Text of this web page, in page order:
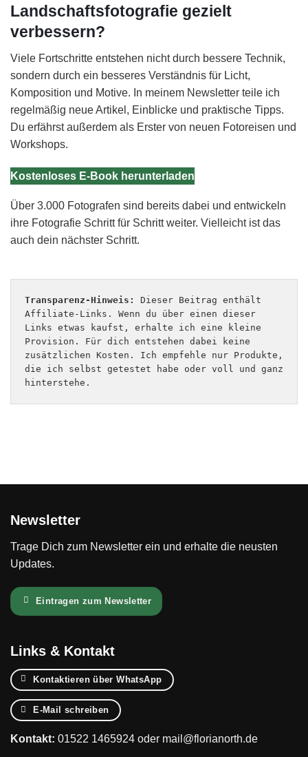
Landschaftsfotografie gezielt
verbessern?
Viele Fortschritte entstehen nicht durch bessere Technik,
sondern durch ein besseres Verständnis für Licht,
Komposition und Motive. In meinem Newsletter teile ich
regelmäßig neue Artikel, Einblicke und praktische Tipps.
Du erfährst außerdem als Erster von neuen Fotoreisen und
Workshops.
Kostenloses E-Book herunterladen
Über 3.000 Fotografen sind bereits dabei und entwickeln
ihre Fotografie Schritt für Schritt weiter. Vielleicht ist das
auch dein nächster Schritt.
Transparenz-Hinweis:
Dieser Beitrag enthält
Affiliate-Links. Wenn du über einen dieser
Links etwas kaufst, erhalte ich eine kleine
Provision. Für dich entstehen dabei keine
zusätzlichen Kosten. Ich empfehle nur Produkte,
die ich selbst getestet habe oder voll und ganz
hinterstehe.
Newsletter
Trage Dich zum Newsletter ein und erhalte die neusten
Updates.
Eintragen zum Newsletter
Links & Kontakt
Kontaktieren über WhatsApp
E-Mail schreiben
Kontakt: 01522 1465924 oder mail@florianorth.de